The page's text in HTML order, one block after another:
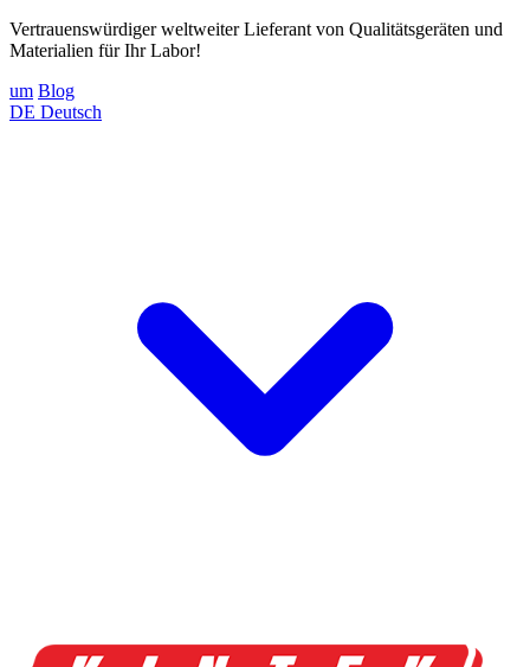
Vertrauenswürdiger weltweiter Lieferant von Qualitätsgeräten und
Materialien für Ihr Labor!
um Blog
DE Deutsch